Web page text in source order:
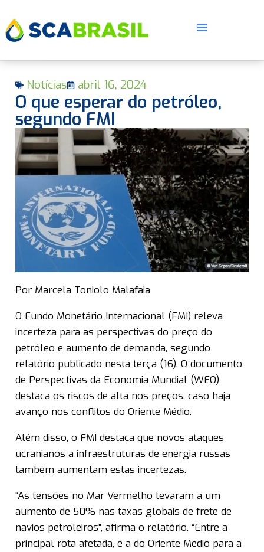
Notícias abril 16, 2024
O que esperar do petróleo,
segundo FMI
Por Marcela Toniolo Malafaia
O Fundo Monetário Internacional (FMI) releva
incerteza para as perspectivas do preço do
petróleo e aumento de demanda, segundo
relatório publicado nesta terça (16). O documento
de Perspectivas da Economia Mundial (WEO)
destaca os riscos de alta nos preços, caso haja
avanço nos conflitos do Oriente Médio.
Além disso, o FMI destaca que novos ataques
ucranianos a infraestruturas de energia russas
também aumentam estas incertezas.
“As tensões no Mar Vermelho levaram a um
aumento de 50% nas taxas globais de frete de
navios petroleiros”, afirma o relatório. “Entre a
principal rota afetada, é a do Oriente Médio para a